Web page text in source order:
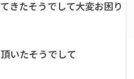
きたそうでして大変お困り
いたそうでして